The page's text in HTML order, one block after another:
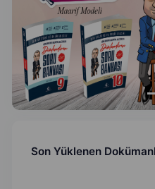
Son Yüklenen